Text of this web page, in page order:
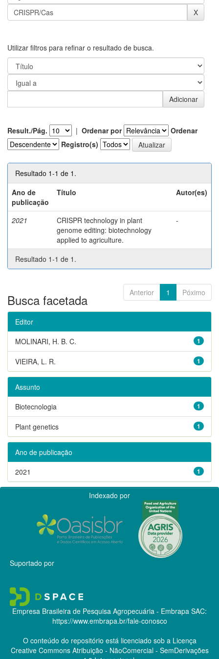
Utilizar filtros para refinar o resultado de busca.
Result./Pág. | Ordenar por
Ordenar
Registro(s)
Resultado 1-1 de 1.
Ano de
publicação
Título Autor(es)
2021
CRISPR technology in plant
genome editing: biotechnology
applied to agriculture.
-
Resultado 1-1 de 1.
Anterior 1 Póximo
Busca facetada
Editor
1
MOLINARI, H. B. C.
1
VIEIRA, L. R.
Assunto
1
Biotecnologia
1
Plant genetics
Ano de publicação
1
2021
Indexado por
Suportado por
Empresa Brasileira de Pesquisa Agropecuária - Embrapa SAC:
https://www.embrapa.br/fale-conosco
O conteúdo do repositório está licenciado sob a Licença
Creative CommonsAtribuição - NãoComercial - SemDerivações